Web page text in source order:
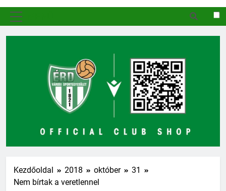
Kezdőoldal 2018 október
31
Nem bírtak a veretlennel